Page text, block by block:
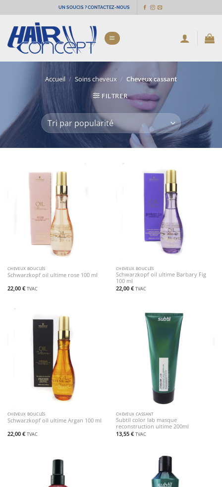
au
contenu
UN SOUCIS ? CONTACTEZ-NOUS
Accueil / Soins cheveux / Cheveux cassant
FILTRER
CHEVEUX BOUCLÉS
Schwarzkopf oil ultime rose 100 ml
22,00 € TVAC
CHEVEUX BOUCLÉS
Schwarzkopf oil ultime Barbary Fig
100 ml
22,00 € TVAC
CHEVEUX BOUCLÉS
Schwarzkopf oil ultime Argan 100 ml
22,00 € TVAC
CHEVEUX CASSANT
Subtil color lab masque
reconstruction ultime 200ml
13,55 € TVAC